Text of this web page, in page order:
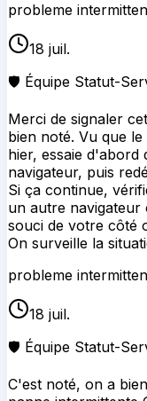
probleme
18 juil.
🛡️ Équipe Statut-
Merci de signaler
bien noté. Vu que
hier, essaie
navigateur, puis
Si ça continue,
un autre
souci de votre côté
On surveille la
probleme
18 juil.
🛡️ Équipe Statut-
C'est noté, on a